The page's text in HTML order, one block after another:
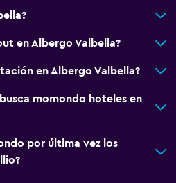
en Albergo Valbella?
en Albergo Valbella?
momondo hoteles en
por última vez los